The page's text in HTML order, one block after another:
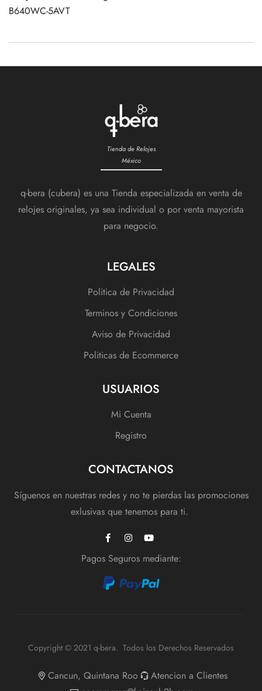
B640WC-5AVT
Tienda de Relojes
México
q-bera (cubera) es una Tienda especializada en venta de
relojes originales, ya sea individual o por venta mayorista
para negocio.
LEGALES
Politica de Privacidad
Terminos y Condiciones
Aviso de Privacidad
Politicas de Ecommerce
USUARIOS
Mi Cuenta
Registro
CONTACTANOS
Síguenos en nuestras redes y no te pierdas las promociones
exlusivas que tenemos para ti.
Pagos Seguros mediante:
Copyright © 2021 q-bera. Todos los Derechos Reservados
Cancun, Quintana Roo
Atencion a Clientes